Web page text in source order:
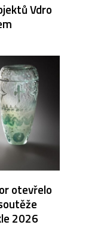
Vdro
otevřelo
2026